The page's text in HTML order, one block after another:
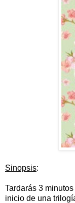
Sinopsis:
Tardarás 3
inicio de una